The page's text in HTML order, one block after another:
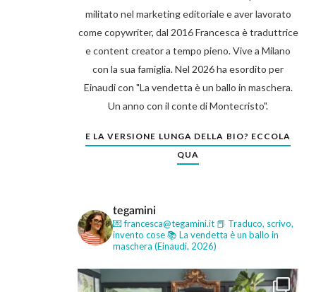
militato nel marketing editoriale e aver lavorato
come copywriter, dal 2016 Francesca è traduttrice
e content creator a tempo pieno. Vive a Milano
con la sua famiglia. Nel 2026 ha esordito per
Einaudi con "La vendetta è un ballo in maschera.
Un anno con il conte di Montecristo".
E LA VERSIONE LUNGA DELLA BIO? ECCOLA
QUA
tegamini
💌 francesca@tegamini.it 📕 Traduco, scrivo,
invento cose📚 La vendetta è un ballo in
maschera (Einaudi, 2026)